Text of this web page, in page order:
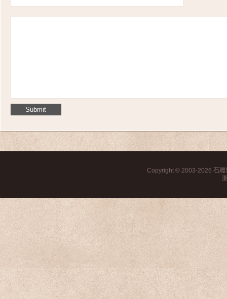
Copyright © 2003-2026 石雕